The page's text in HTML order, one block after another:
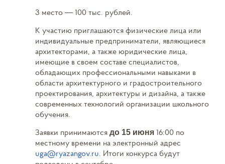
3 место — 100 тыс. рублей.
К участию приглашаются физические лица или
индивидуальные предприниматели, являющиеся
архитекторами, а также юридические лица,
имеющие в своем составе специалистов,
обладающих профессиональными навыками в
области архитектурного и градостроительного
проектирования, архитектуры и дизайна, а также
современных технологий организации школьного
обучения.
Заявки принимаются до 15 июня 16:00 по
местному времени на электронный адрес
uga@ryazangov.ru. Итоги конкурса будут